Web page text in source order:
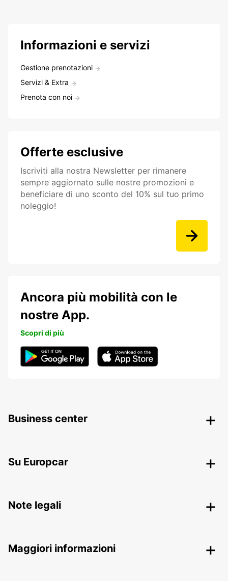
Informazioni e servizi
Gestione prenotazioni
Servizi & Extra
Prenota con noi
Offerte esclusive
Iscriviti alla nostra Newsletter per rimanere
sempre aggiornato sulle nostre promozioni e
beneficiare di uno sconto del 10% sul tuo primo
noleggio!
Ancora più mobilità con le
nostre App.
Scopri di più
Business center
Su Europcar
Note legali
Maggiori informazioni